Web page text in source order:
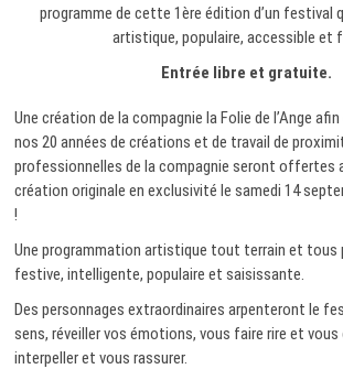
programme de cette 1ère édition d’un festival
artistique, populaire, accessible et
Entrée libre et gratuite.
Une création de la compagnie la Folie de l’Ange
nos 20 années de créations et de travail de
professionnelles de la compagnie seront offertes
création originale en exclusivité le samedi 14
!
Une programmation artistique tout terrain et tous
festive, intelligente, populaire et saisissante.
Des personnages extraordinaires arpenteront le
sens, réveiller vos émotions, vous faire rire et vous
interpeller et vous rassurer.